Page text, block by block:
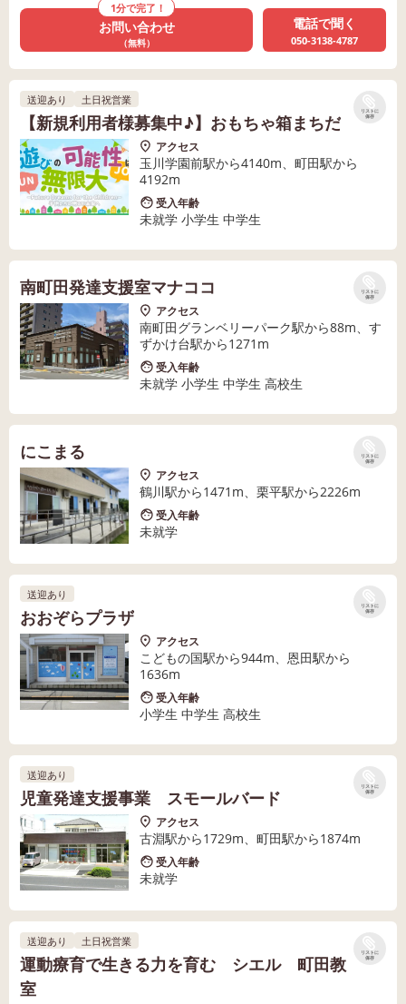
1分で完了！
お問い合わせ
（無料）
電話で聞く
050-3138-4787
リストに
保存
送迎あり 土日祝営業
【新規利用者様募集中♪】おもちゃ箱まちだ
アクセス
玉川学園前駅から4140m、町田駅から
4192m
受入年齢
未就学 小学生 中学生
リストに
保存
南町田発達支援室マナココ
アクセス
南町田グランベリーパーク駅から88m、す
ずかけ台駅から1271m
受入年齢
未就学 小学生 中学生 高校生
リストに
保存
にこまる
アクセス
鶴川駅から1471m、栗平駅から2226m
受入年齢
未就学
リストに
保存
送迎あり
おおぞらプラザ
アクセス
こどもの国駅から944m、恩田駅から
1636m
受入年齢
小学生 中学生 高校生
リストに
保存
送迎あり
児童発達支援事業 スモールバード
アクセス
古淵駅から1729m、町田駅から1874m
受入年齢
未就学
リストに
保存
送迎あり 土日祝営業
運動療育で生きる力を育む シエル 町田教
室